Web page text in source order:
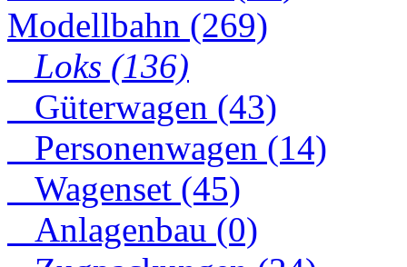
Modellbahn (269)
Loks (136)
Güterwagen (43)
Personenwagen (14)
Wagenset (45)
Anlagenbau (0)